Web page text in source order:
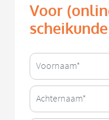
Voor